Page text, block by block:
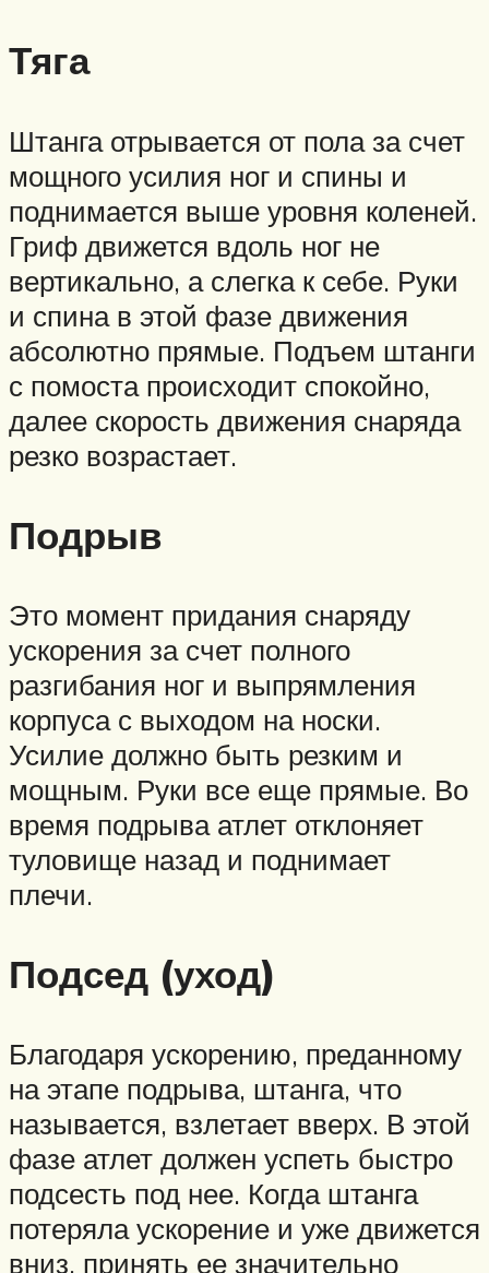
Тяга
Штанга отрывается от пола за счет
мощного усилия ног и спины и
поднимается выше уровня коленей.
Гриф движется вдоль ног не
вертикально, а слегка к себе. Руки
и спина в этой фазе движения
абсолютно прямые. Подъем штанги
с помоста происходит спокойно,
далее скорость движения снаряда
резко возрастает.
Подрыв
Это момент придания снаряду
ускорения за счет полного
разгибания ног и выпрямления
корпуса с выходом на носки.
Усилие должно быть резким и
мощным. Руки все еще прямые. Во
время подрыва атлет отклоняет
туловище назад и поднимает
плечи.
Подсед (уход)
Благодаря ускорению, преданному
на этапе подрыва, штанга, что
называется, взлетает вверх. В этой
фазе атлет должен успеть быстро
подсесть под нее. Когда штанга
потеряла ускорение и уже движется
вниз, принять ее значительно